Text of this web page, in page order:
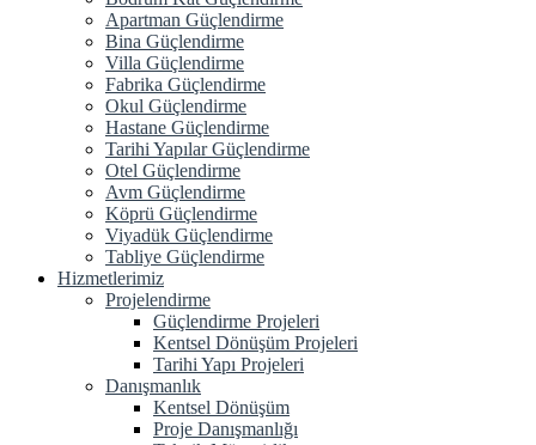
Apartman Güçlendirme
Bina Güçlendirme
Villa Güçlendirme
Fabrika Güçlendirme
Okul Güçlendirme
Hastane Güçlendirme
Tarihi Yapılar Güçlendirme
Otel Güçlendirme
Avm Güçlendirme
Köprü Güçlendirme
Viyadük Güçlendirme
Tabliye Güçlendirme
Hizmetlerimiz
Projelendirme
Güçlendirme Projeleri
Kentsel Dönüşüm Projeleri
Tarihi Yapı Projeleri
Danışmanlık
Kentsel Dönüşüm
Proje Danışmanlığı